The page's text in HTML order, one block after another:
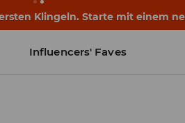
Klingeln. Starte mit einem
Influencers' Faves